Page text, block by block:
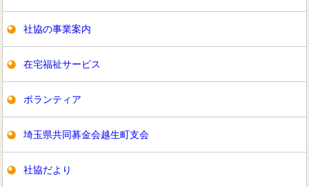
社協の事業案内
在宅福祉サービス
ボランティア
埼玉県共同募金会越生町支会
社協だより